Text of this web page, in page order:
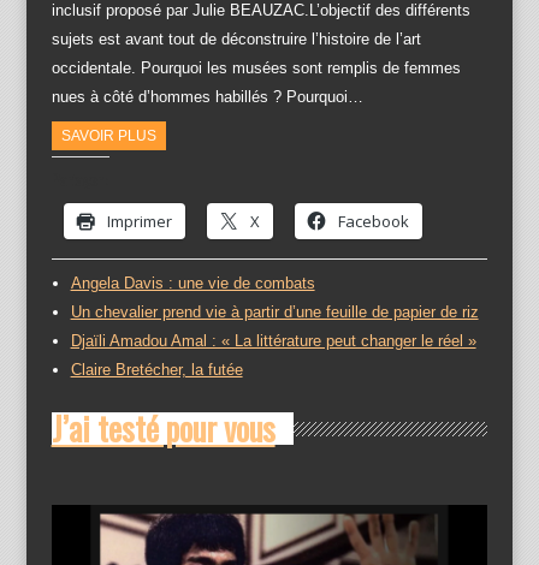
inclusif proposé par Julie BEAUZAC.L’objectif des différents
sujets est avant tout de déconstruire l’histoire de l’art
occidentale. Pourquoi les musées sont remplis de femmes
nues à côté d’hommes habillés ? Pourquoi…
SAVOIR PLUS
Imprimer X Facebook
Angela Davis : une vie de combats
Un chevalier prend vie à partir d’une feuille de papier de riz
Djaïli Amadou Amal : « La littérature peut changer le réel »
Claire Bretécher, la futée
J’ai testé pour vous